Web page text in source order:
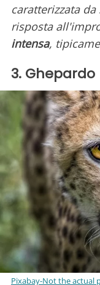
caratterizzata
risposta
intensa,
3. Ghepardo
Pixabay-Not the actual